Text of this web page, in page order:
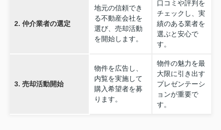
2. 仲介業者の選定
地元の信頼でき
る不動産会社を
選び、売却活動
を開始します。
口コミや評判を
チェックし、実
績のある業者を
選ぶと安心で
す。
3. 売却活動開始
物件を広告し、
内覧を実施して
購入希望者を募
ります。
物件の魅力を最
大限に引き出す
プレゼンテーシ
ョンが重要で
す。